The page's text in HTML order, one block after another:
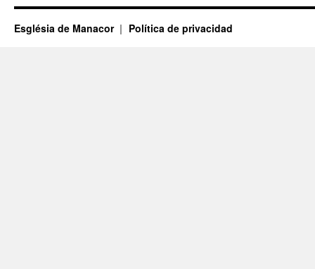
Església de Manacor Política de privacidad